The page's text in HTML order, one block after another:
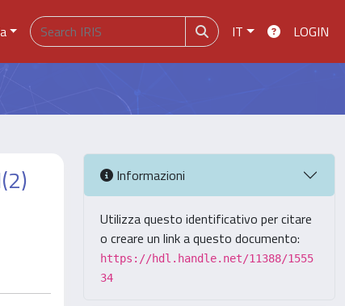
IT LOGIN
Informazioni
Utilizza questo identificativo per citare
o creare un link a questo documento:
https://hdl.handle.net/11388/1555
34